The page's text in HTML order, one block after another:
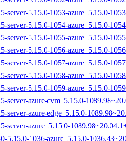
server-5.15.0-1053-azure_5.15.0-
server-5.15.0-1054-azure_5.15.0-
server-5.15.0-1055-azure_5.15.0-
server-5.15.0-1056-azure_5.15.0-
server-5.15.0-1057-azure_5.15.0-
server-5.15.0-1058-azure_5.15.0-
server-5.15.0-1059-azure_5.15.0-
server-azure-cvm_5.15.0-
server-azure-edge_5.15.0-
server-azure_5.15.0-
5.15.0-1036-azure_5.15.0-